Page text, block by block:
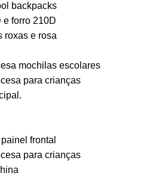
backpacks
e forro 210D
roxas e rosa
mochilas escolares
para crianças
frontal
para crianças